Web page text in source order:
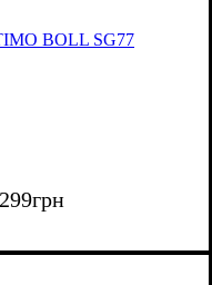
BOLL SG77
грн